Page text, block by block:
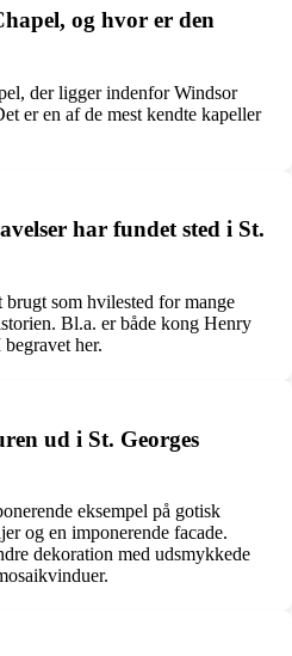
og hvor er den
der ligger indenfor Windsor
er en af de mest kendte kapeller
har fundet sted i St.
brugt som hvilested for mange
Bl.a. er både kong Henry
her.
ud i St. Georges
eksempel på gotisk
og en imponerende facade.
dekoration med udsmykkede